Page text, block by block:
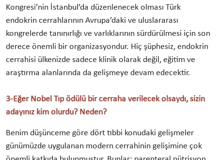
Kongresi’nin İstanbul’da düzenlenecek olması Türk
endokrin cerrahlarının Avrupa’daki ve uluslararası
kongrelerde tanınırlığı ve varlıklarının sürdürülmesi için son
derece önemli bir organizasyondur. Hiç şüphesiz, endokrin
cerrahisi ülkenizde sadece klinik olarak değil, eğitim ve
araştırma alanlarında da gelişmeye devam edecektir.
3-Eğer Nobel Tıp ödülü bir cerraha verilecek olsaydı, sizin
adayınız kim olurdu? Neden?
Benim düşünceme göre dört tıbbi konudaki gelişmeler
günümüzde uygulanan modern cerrahinin gelişimine çok